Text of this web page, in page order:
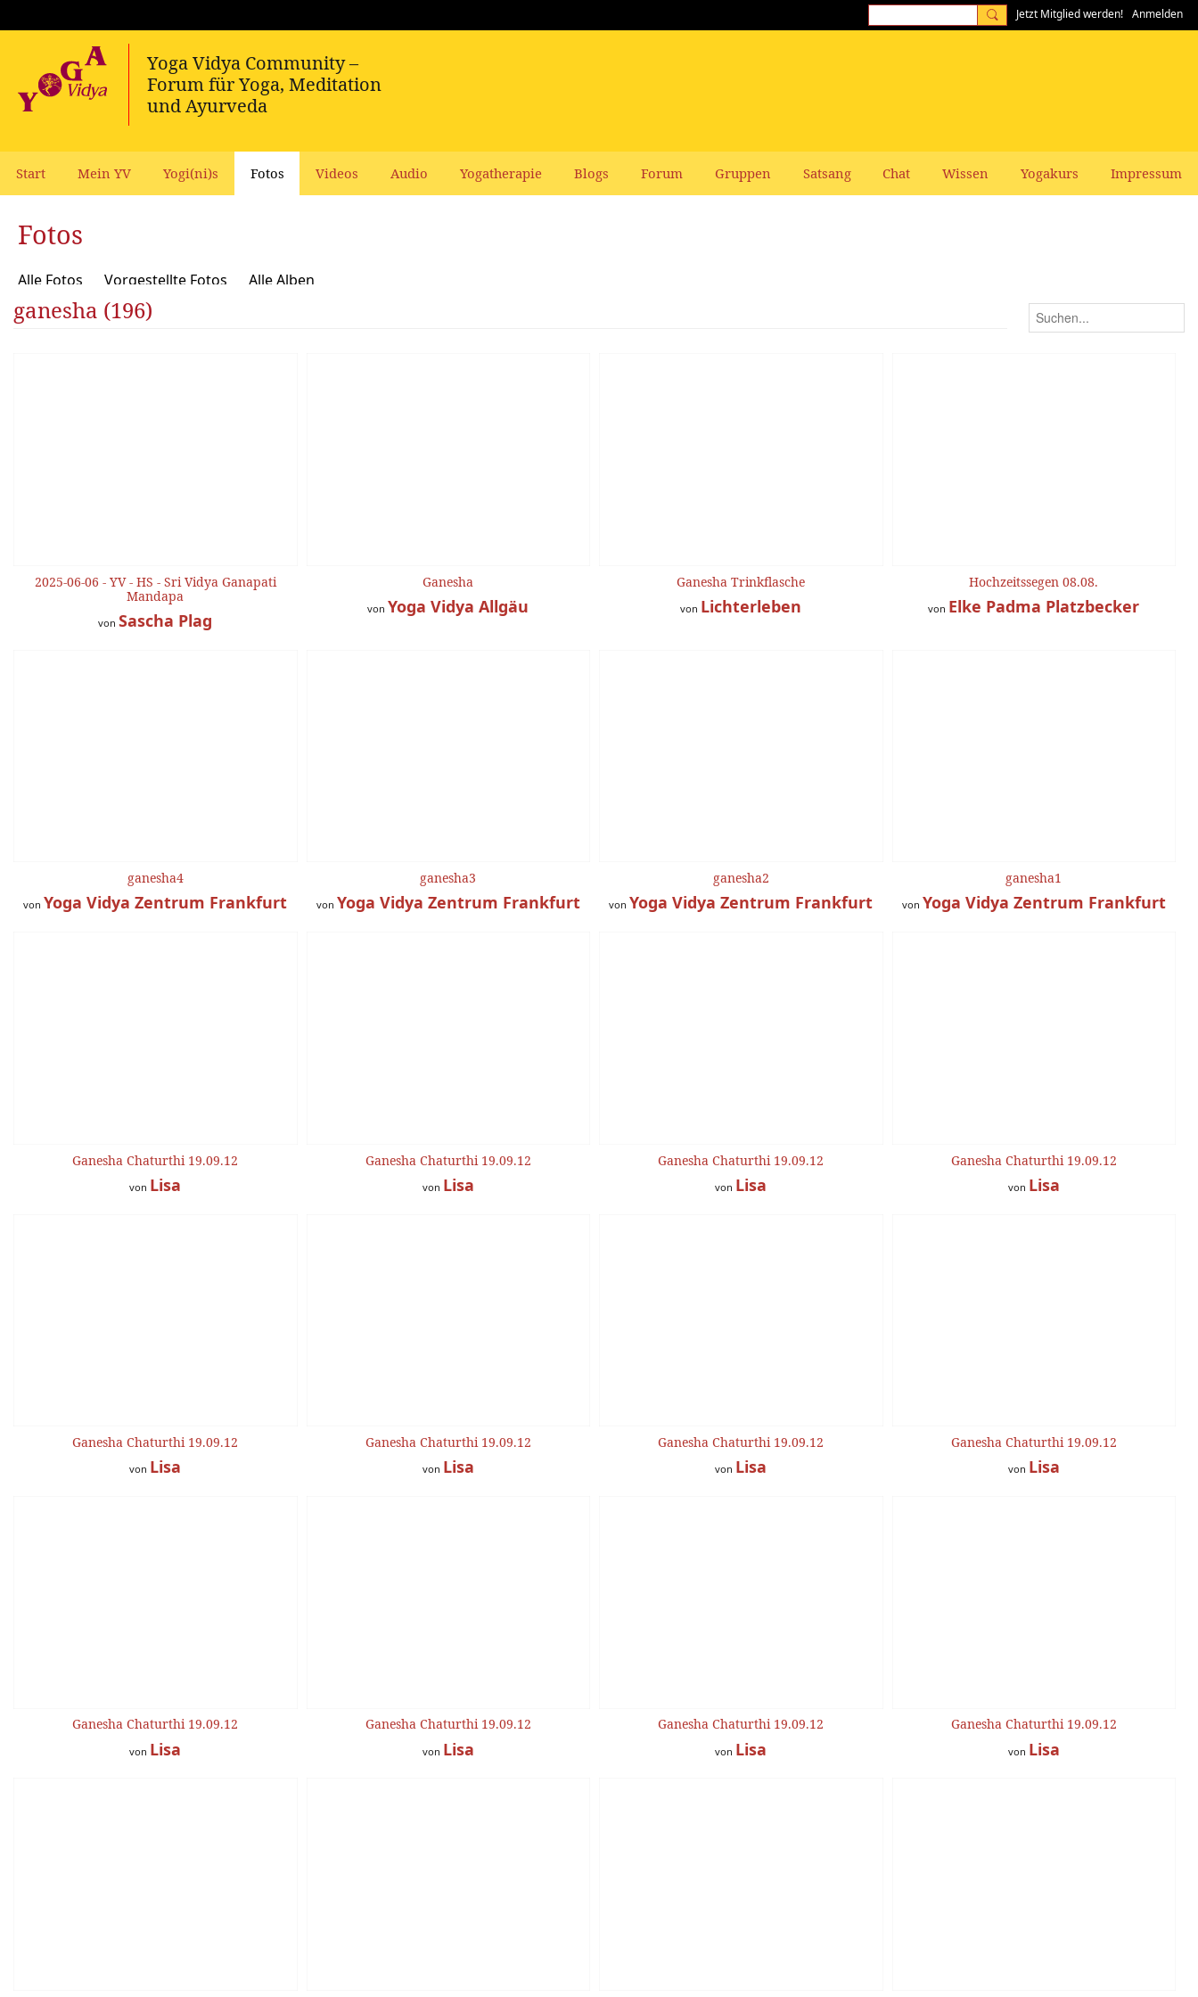
Jetzt Mitglied werden! Anmelden
Start Mein YV Yogi(ni)s Fotos Videos Audio Yogatherapie Blogs Forum Gruppen Satsang Chat Wissen Yogakurs Impressum
Fotos
Alle Fotos Vorgestellte Fotos Alle Alben
ganesha (196)
2025-06-06 - YV - HS - Sri Vidya Ganapati
Mandapa
vonSascha Plag
Ganesha
von Yoga Vidya Allgäu
Ganesha Trinkflasche
von Lichterleben
Hochzeitssegen 08.08.
von Elke Padma Platzbecker
ganesha4
von Yoga Vidya Zentrum Frankfurt
ganesha3
von Yoga Vidya Zentrum Frankfurt
ganesha2
von Yoga Vidya Zentrum Frankfurt
ganesha1
von Yoga Vidya Zentrum Frankfurt
Ganesha Chaturthi 19.09.12
von Lisa
Ganesha Chaturthi 19.09.12
von Lisa
Ganesha Chaturthi 19.09.12
von Lisa
Ganesha Chaturthi 19.09.12
von Lisa
Ganesha Chaturthi 19.09.12
von Lisa
Ganesha Chaturthi 19.09.12
von Lisa
Ganesha Chaturthi 19.09.12
von Lisa
Ganesha Chaturthi 19.09.12
von Lisa
Ganesha Chaturthi 19.09.12
von Lisa
Ganesha Chaturthi 19.09.12
von Lisa
Ganesha Chaturthi 19.09.12
von Lisa
Ganesha Chaturthi 19.09.12
von Lisa